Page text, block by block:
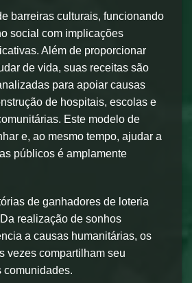
barreiras culturais, funcionando
social com implicações
Além de proporcionar
de vida, suas receitas são
para apoiar causas
de hospitais, escolas e
Este modelo de
e, ao mesmo tempo, ajudar a
públicos é amplamente
de ganhadores de loteria
realização de sonhos
a causas humanitárias, os
vezes compartilham seu
comunidades.